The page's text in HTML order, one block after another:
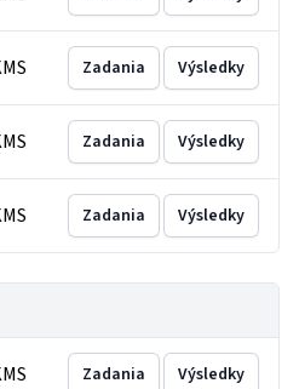
Zadania Výsledky
Zadania Výsledky
Zadania Výsledky
Zadania Výsledky